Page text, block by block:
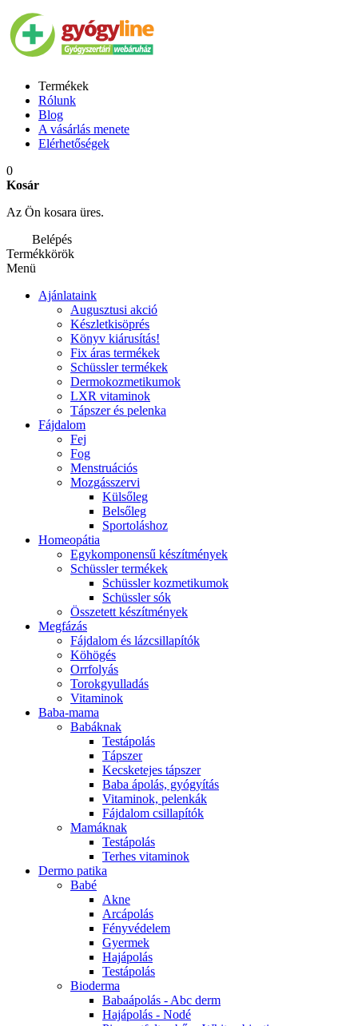
Termékek
Rólunk
Blog
A vásárlás menete
Elérhetőségek
0
Kosár
Az Ön kosara üres.
Belépés
Termékkörök
Menü
Ajánlataink
Augusztusi akció
Készletkisöprés
Könyv kiárusítás!
Fix áras termékek
Schüssler termékek
Dermokozmetikumok
LXR vitaminok
Tápszer és pelenka
Fájdalom
Fej
Fog
Menstruációs
Mozgásszervi
Külsőleg
Belsőleg
Sportoláshoz
Homeopátia
Egykomponensű készítmények
Schüssler termékek
Schüssler kozmetikumok
Schüssler sók
Összetett készítmények
Megfázás
Fájdalom és lázcsillapítók
Köhögés
Orrfolyás
Torokgyulladás
Vitaminok
Baba-mama
Babáknak
Testápolás
Tápszer
Kecsketejes tápszer
Baba ápolás, gyógyítás
Vitaminok, pelenkák
Fájdalom csillapítók
Mamáknak
Testápolás
Terhes vitaminok
Dermo patika
Babé
Akne
Arcápolás
Fényvédelem
Gyermek
Hajápolás
Testápolás
Bioderma
Babaápolás - Abc derm
Hajápolás - Nodé